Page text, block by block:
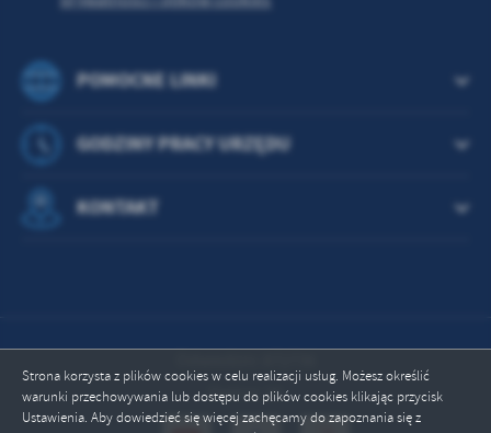
POMOCNE LINKI
GODZINY PRACY URZĘDU
KONTAKT
Online: 26
Strona korzysta z plików cookies w celu realizacji usług. Możesz określić
warunki przechowywania lub dostępu do plików cookies klikając przycisk
Ustawienia. Aby dowiedzieć się więcej zachęcamy do zapoznania się z